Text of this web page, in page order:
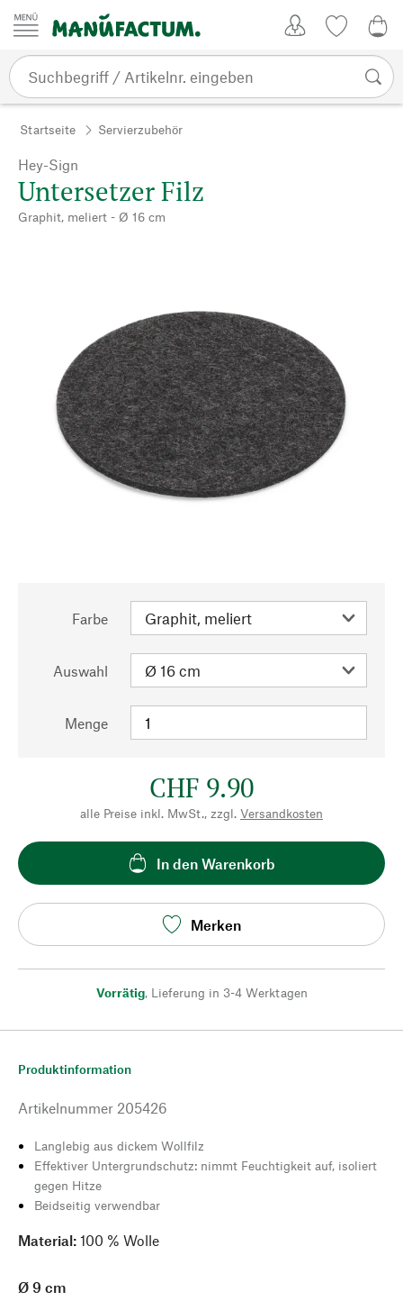
Zum Inhalt springen
Startseite Servierzubehör
Hey-Sign
Untersetzer Filz
Graphit, meliert - Ø 16 cm
Farbe
Auswahl
Menge
CHF 9.90
alle Preise inkl. MwSt., zzgl. Versandkosten
In den Warenkorb
Merken
Vorrätig, Lieferung in 3-4 Werktagen
Produktinformation
Artikelnummer 205426
Langlebig aus dickem Wollfilz
Effektiver Untergrundschutz: nimmt Feuchtigkeit auf, isoliert
gegen Hitze
Beidseitig verwendbar
Material: 100 % Wolle
Ø 9 cm